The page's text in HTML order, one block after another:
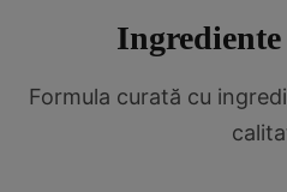
Ingrediente
Formula curată cu